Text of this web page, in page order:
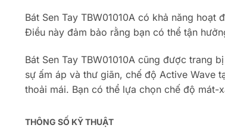
Bát Sen Tay TBW01010A có khả năng
Điều này đảm bảo rằng bạn có thể tận
Bát Sen Tay TBW01010A cũng được trang
sự ấm áp và thư giãn, chế độ Active Wave
thoải mái. Bạn có thể lựa chọn chế độ
THÔNG SỐ KỸ THUẬT